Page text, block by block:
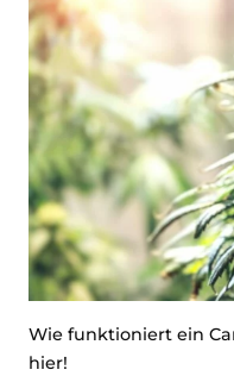
Wie funktioniert ein
hier!